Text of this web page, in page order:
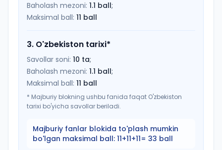
Baholash mezoni: 1.1 ball;
Maksimal ball: 11 ball
3. O'zbekiston tarixi*
Savollar soni: 10 ta;
Baholash mezoni: 1.1 ball;
Maksimal ball: 11 ball
* Majburiy blokning ushbu fanida faqat O'zbekiston
tarixi bo'yicha savollar beriladi.
Majburiy fanlar blokida to'plash mumkin
bo'lgan maksimal ball: 11+11+11= 33 ball